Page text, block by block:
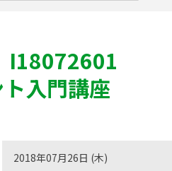
I18072601
入門講座
2018年07月26日 (木)